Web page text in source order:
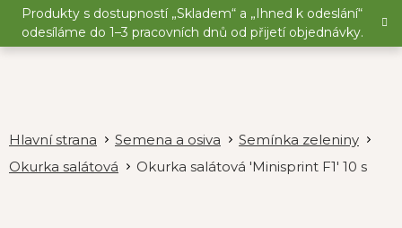
Přejít
obsah
Produkty s dostupností „Skladem“ a „Ihned k odeslání“
odesíláme do 1–3 pracovních dnů od přijetí objednávky.
Semena a osiva
Semínka zeleniny
Okurka salátová
Okurka salátová 'Minisprint F1' 10 s